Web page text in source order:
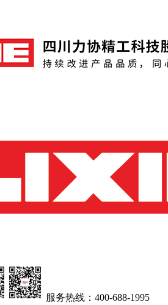
服务热线：400-688-1995